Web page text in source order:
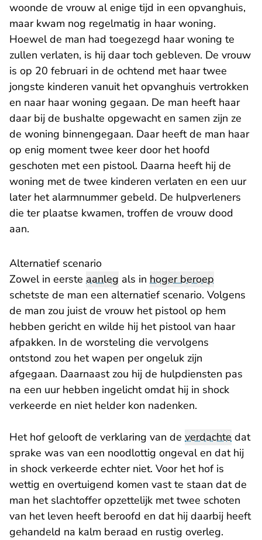
woonde de vrouw al enige tijd in een opvanghuis,
maar kwam nog regelmatig in haar woning.
Hoewel de man had toegezegd haar woning te
zullen verlaten, is hij daar toch gebleven. De vrouw
is op 20 februari in de ochtend met haar twee
jongste kinderen vanuit het opvanghuis vertrokken
en naar haar woning gegaan. De man heeft haar
daar bij de bushalte opgewacht en samen zijn ze
de woning binnengegaan. Daar heeft de man haar
op enig moment twee keer door het hoofd
geschoten met een pistool. Daarna heeft hij de
woning met de twee kinderen verlaten en een uur
later het alarmnummer gebeld. De hulpverleners
die ter plaatse kwamen, troffen de vrouw dood
aan.
Alternatief scenario
Zowel in eerste aanleg als in hoger beroep
schetste de man een alternatief scenario. Volgens
de man zou juist de vrouw het pistool op hem
hebben gericht en wilde hij het pistool van haar
afpakken. In de worsteling die vervolgens
ontstond zou het wapen per ongeluk zijn
afgegaan. Daarnaast zou hij de hulpdiensten pas
na een uur hebben ingelicht omdat hij in shock
verkeerde en niet helder kon nadenken.
Het hof gelooft de verklaring van de verdachte dat
sprake was van een noodlottig ongeval en dat hij
in shock verkeerde echter niet. Voor het hof is
wettig en overtuigend komen vast te staan dat de
man het slachtoffer opzettelijk met twee schoten
van het leven heeft beroofd en dat hij daarbij heeft
gehandeld na kalm beraad en rustig overleg.